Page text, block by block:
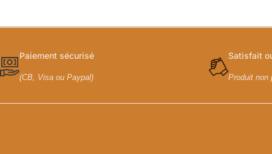
Paiement sécurisé
(CB, Visa ou Paypal)
Satisfait
Produit non